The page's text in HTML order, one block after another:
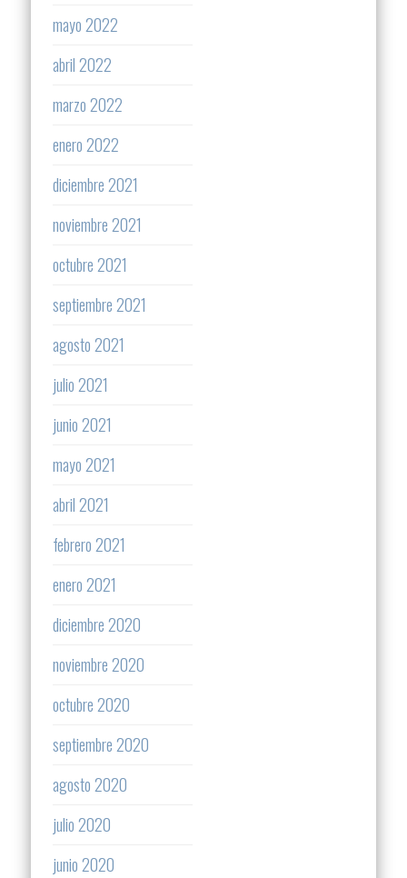
mayo 2022
abril 2022
marzo 2022
enero 2022
diciembre 2021
noviembre 2021
octubre 2021
septiembre 2021
agosto 2021
julio 2021
junio 2021
mayo 2021
abril 2021
febrero 2021
enero 2021
diciembre 2020
noviembre 2020
octubre 2020
septiembre 2020
agosto 2020
julio 2020
junio 2020